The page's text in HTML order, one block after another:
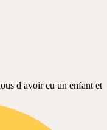
d avoir eu un enfant et